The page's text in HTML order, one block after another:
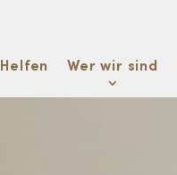
Helfen Wer wir sind